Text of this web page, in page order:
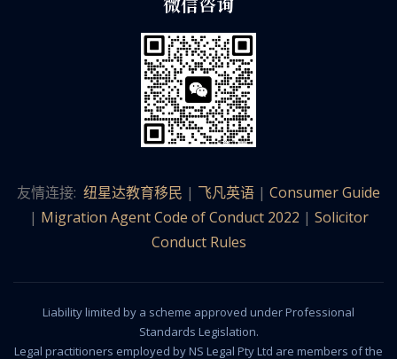
微信咨询
友情连接: 纽星达教育移民 | 飞凡英语 | Consumer Guide
| Migration Agent Code of Conduct 2022 | Solicitor
Conduct Rules
Liability limited by a scheme approved under Professional
Standards Legislation.
Legal practitioners employed by NS Legal Pty Ltd are members of the